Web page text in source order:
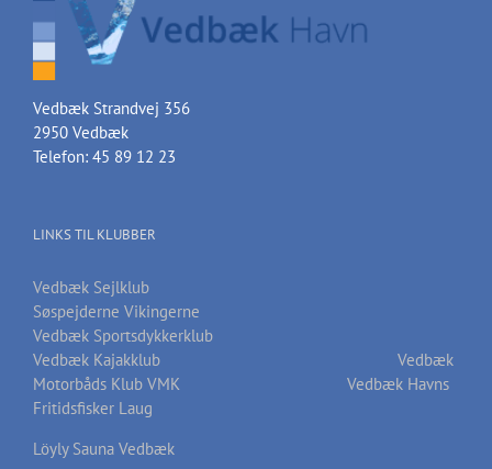
Vedbæk Strandvej 356
2950 Vedbæk
Telefon: 45 89 12 23
LINKS TIL KLUBBER
Vedbæk Sejlklub
Søspejderne Vikingerne
Vedbæk Sportsdykkerklub
Vedbæk Kajakklub
Vedbæk
Motorbåds Klub VMK
Vedbæk Havns
Fritidsfisker Laug
Löyly Sauna Vedbæk